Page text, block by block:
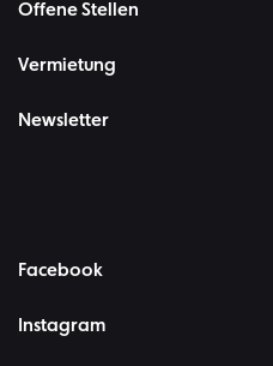
Offene Stellen
Vermietung
Newsletter
Facebook
Instagram